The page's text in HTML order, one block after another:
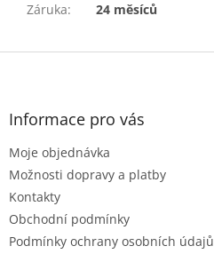
Záruka: 24 měsíců
Z
Informace pro vás
Moje objednávka
Možnosti dopravy a platby
Kontakty
Obchodní podmínky
Podmínky ochrany osobních údajů